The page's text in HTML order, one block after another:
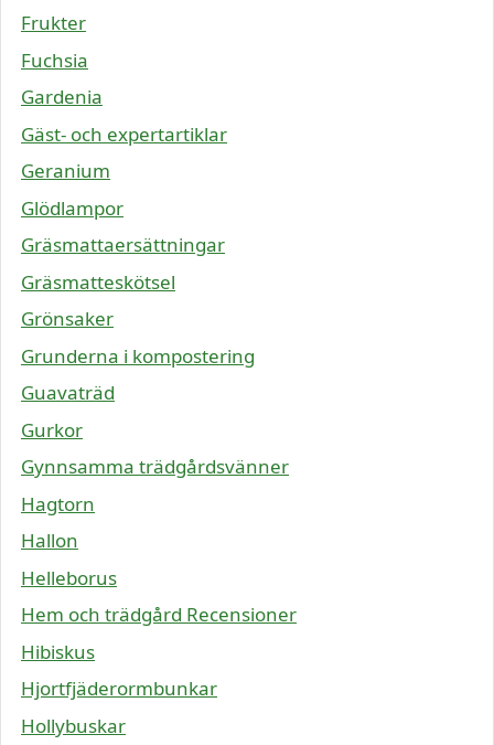
Frukter
Fuchsia
Gardenia
Gäst- och expertartiklar
Geranium
Glödlampor
Gräsmattaersättningar
Gräsmatteskötsel
Grönsaker
Grunderna i kompostering
Guavaträd
Gurkor
Gynnsamma trädgårdsvänner
Hagtorn
Hallon
Helleborus
Hem och trädgård Recensioner
Hibiskus
Hjortfjäderormbunkar
Hollybuskar